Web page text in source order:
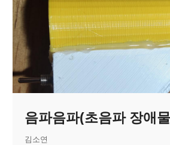
음파음파(초음파 장애
김소연